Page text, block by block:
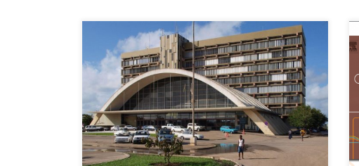
O projeto para a conservação e reabilitação da Estação Central da
Beira, em Moçambique, foi premiado com 160 mil euros pela Fundação
Getty, em Los Angeles, EUA. A intervenção é considerada urgente após
o recente ciclone tropical Idai e quer adicionar novas funções ao
complexo. Este é um dos dez edifícios […]